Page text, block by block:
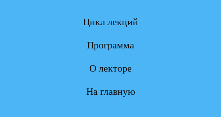
Цикл лекций
Программа
О лекторе
На главную